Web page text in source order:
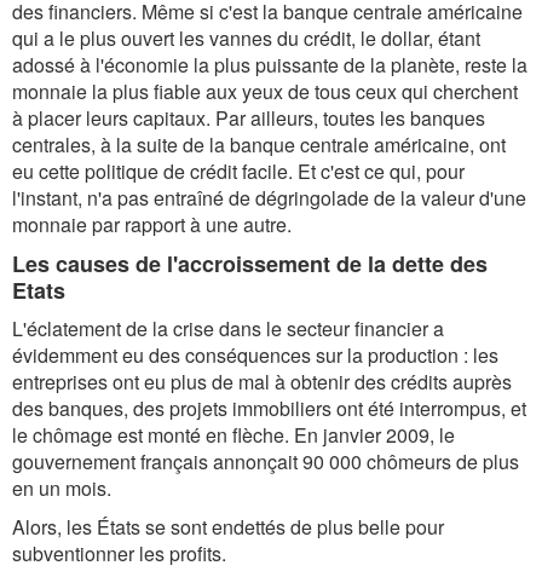
des financiers. Même si c'est la banque centrale américaine
qui a le plus ouvert les vannes du crédit, le dollar, étant
adossé à l'économie la plus puissante de la planète, reste la
monnaie la plus fiable aux yeux de tous ceux qui cherchent
à placer leurs capitaux. Par ailleurs, toutes les banques
centrales, à la suite de la banque centrale américaine, ont
eu cette politique de crédit facile. Et c'est ce qui, pour
l'instant, n'a pas entraîné de dégringolade de la valeur d'une
monnaie par rapport à une autre.
Les causes de l'accroissement de la dette des
Etats
L'éclatement de la crise dans le secteur financier a
évidemment eu des conséquences sur la production : les
entreprises ont eu plus de mal à obtenir des crédits auprès
des banques, des projets immobiliers ont été interrompus, et
le chômage est monté en flèche. En janvier 2009, le
gouvernement français annonçait 90 000 chômeurs de plus
en un mois.
Alors, les États se sont endettés de plus belle pour
subventionner les profits.